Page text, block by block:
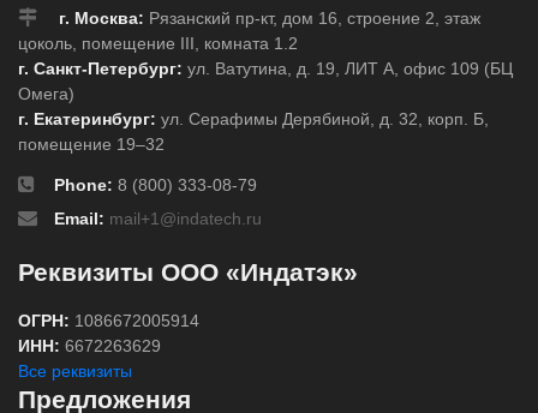
г. Москва: Рязанский пр-кт, дом 16, строение 2, этаж
цоколь, помещение III, комната 1.2
г. Санкт-Петербург: ул. Ватутина, д. 19, ЛИТ А, офис 109 (БЦ
Омега)
г. Екатеринбург: ул. Серафимы Дерябиной, д. 32, корп. Б,
помещение 19–32
Phone: 8 (800) 333-08-79
Email: mail+1@indatech.ru
Реквизиты ООО «Индатэк»
ОГРН: 1086672005914
ИНН: 6672263629
Все реквизиты
Предложения